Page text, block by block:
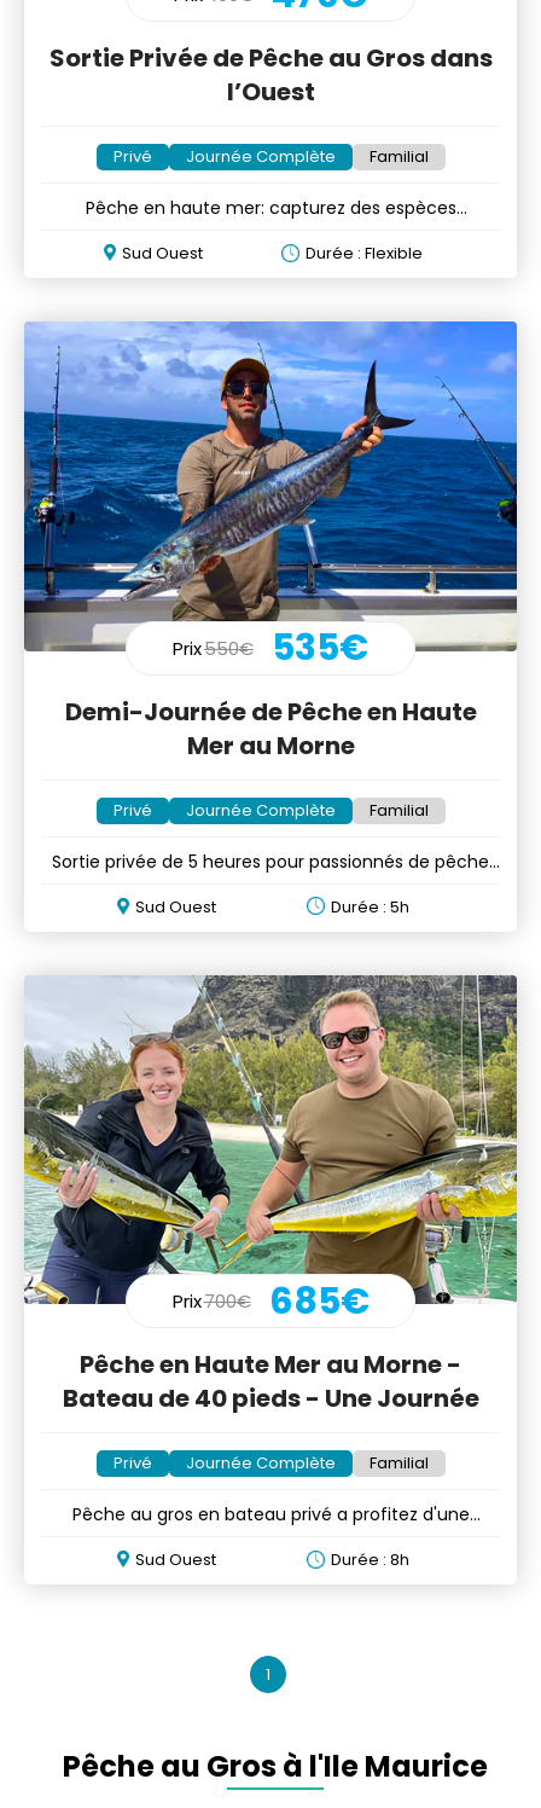
Sortie Privée de Pêche au Gros dans
l’Ouest
Privé Journée Complète Familial
Pêche en haute mer: capturez des espèces
Sud Ouest Durée : Flexible
Prix550€ 535€
Demi-Journée de Pêche en Haute
Mer au Morne
Privé Journée Complète Familial
Sortie privée de 5 heures pour passionnés de pêche
Sud Ouest Durée : 5h
Prix700€ 685€
Pêche en Haute Mer au Morne -
Bateau de 40 pieds - Une Journée
Privé Journée Complète Familial
Pêche au gros en bateau privé a profitez d'une
Sud Ouest Durée : 8h
1
Pêche au Gros à l'Ile Maurice